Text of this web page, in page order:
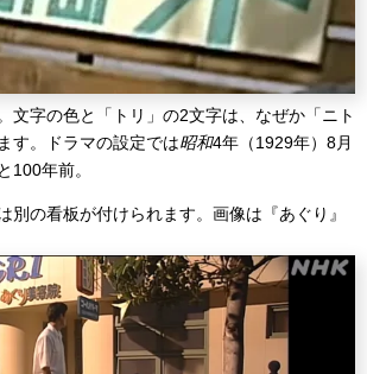
文字の色と「トリ」の2文字は、なぜか「ニト
す。ドラマの設定では昭和4年（1929年）8月
100年前。
別の看板が付けられます。画像は『あぐり』